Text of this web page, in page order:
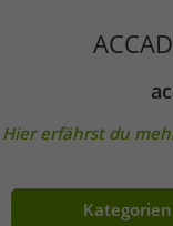
Hier erfährst du
Kategorien